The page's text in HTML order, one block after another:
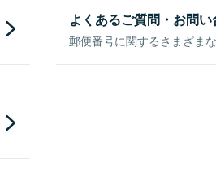
よくあるご質問・お問
郵便番号に関するさまざま